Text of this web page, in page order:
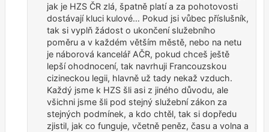
jak je HZS ČR zlá, špatně platí a za pohotovosti
dostávají kluci kulové… Pokud jsi vůbec příslušník,
tak si vyplň žádost o ukončení služebního
poměru a v každém větším městě, nebo na netu
je náborová kancelář AČR, pokud chceš ještě
lepší ohodnocení, tak navrhuji Francouzskou
cizineckou legii, hlavně už tady nekaž vzduch.
Každý jsme k HZS šli asi z jiného důvodu, ale
všichni jsme šli pod stejný služební zákon za
stejných podmínek, a kdo chtěl, tak si dopředu
zjistil, jak co funguje, včetně peněz, času a volna a